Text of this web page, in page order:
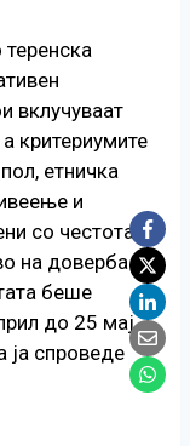
вклучуваат
критериумите
етничка
и
со честота и
на доверба
беше
до 25 мај
ја спроведе